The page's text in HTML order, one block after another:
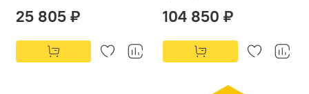
25 805 ₽ 104 850 ₽